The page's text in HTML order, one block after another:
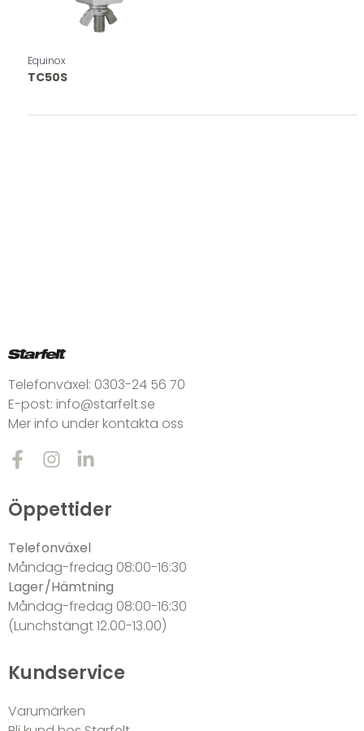
Equinox
TC50S
Telefonväxel: 0303-24 56 70
E-post: info@starfelt.se
Mer info under kontakta oss
Öppettider
Telefonväxel
Måndag-fredag 08:00-16:30
Lager/Hämtning
Måndag-fredag 08:00-16:30
(Lunchstängt 12.00-13.00)
Kundservice
Varumärken